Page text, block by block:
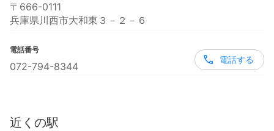
〒666-0111
兵庫県川西市大和東３－２－６
電話番号
072-794-8344
電話する
近くの駅